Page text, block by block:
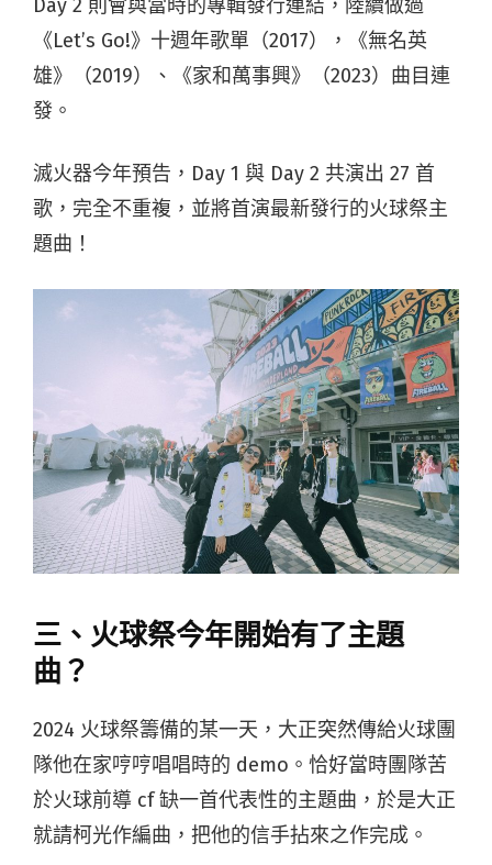
Day 2 則會與當時的專輯發行連結，陸續做過
《Let’s Go!》十週年歌單（2017），《無名英
雄》（2019）、《家和萬事興》（2023）曲目連
發。
滅火器今年預告，Day 1 與 Day 2 共演出 27 首
歌，完全不重複，並將首演最新發行的火球祭主
題曲！
三、火球祭今年開始有了主題
曲？
2024 火球祭籌備的某一天，大正突然傳給火球團
隊他在家哼哼唱唱時的 demo。恰好當時團隊苦
於火球前導 cf 缺一首代表性的主題曲，於是大正
就請柯光作編曲，把他的信手拈來之作完成。